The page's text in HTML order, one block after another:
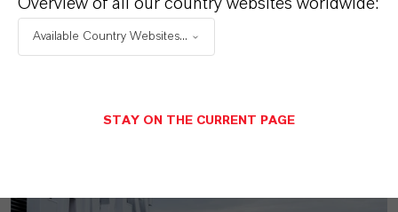
MEHR ÜBER DIESES THEMA
Overview of all our country websites worldwide:
Available Country Websites...
STAY ON THE CURRENT PAGE